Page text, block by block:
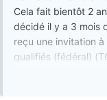
Cela fait bientôt 2
décidé il y a 3 mois
reçu une invitation
qualifiés (fédéral)
J'ai donc envoyé